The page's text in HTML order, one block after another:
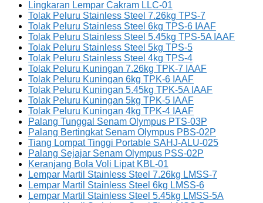
Lingkaran Lempar Cakram LLC-01
Tolak Peluru Stainless Steel 7.26kg TPS-7
Tolak Peluru Stainless Steel 6kg TPS-6 IAAF
Tolak Peluru Stainless Steel 5.45kg TPS-5A IAAF
Tolak Peluru Stainless Steel 5kg TPS-5
Tolak Peluru Stainless Steel 4kg TPS-4
Tolak Peluru Kuningan 7.26kg TPK-7 IAAF
Tolak Peluru Kuningan 6kg TPK-6 IAAF
Tolak Peluru Kuningan 5.45kg TPK-5A IAAF
Tolak Peluru Kuningan 5kg TPK-5 IAAF
Tolak Peluru Kuningan 4kg TPK-4 IAAF
Palang Tunggal Senam Olympus PTS-03P
Palang Bertingkat Senam Olympus PBS-02P
Tiang Lompat Tinggi Portable SAHJ-ALU-025
Palang Sejajar Senam Olympus PSS-02P
Keranjang Bola Voli Lipat KBL-01
Lempar Martil Stainless Steel 7.26kg LMSS-7
Lempar Martil Stainless Steel 6kg LMSS-6
Lempar Martil Stainless Steel 5.45kg LMSS-5A